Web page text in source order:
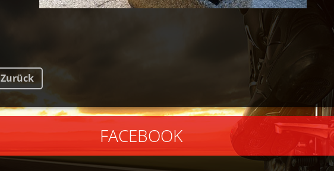
Zurück
FACEBOOK